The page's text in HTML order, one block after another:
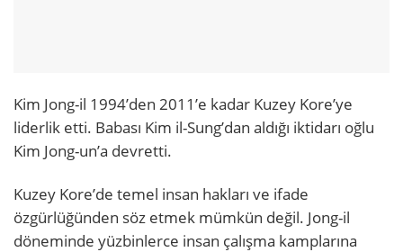
Kim Jong-il 1994’den 2011’e kadar Kuzey Kore’ye
liderlik etti. Babası Kim il-Sung’dan aldığı iktidarı oğlu
Kim Jong-un’a devretti.
Kuzey Kore’de temel insan hakları ve ifade
özgürlüğünden söz etmek mümkün değil. Jong-il
döneminde yüzbinlerce insan çalışma kamplarına